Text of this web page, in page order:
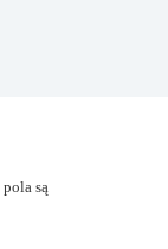
pola są